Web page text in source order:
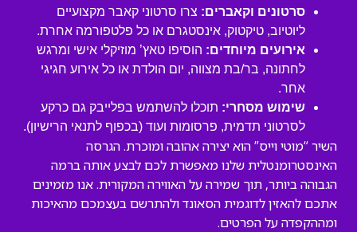
סרטונים וקאברים: צרו סרטוני קאבר מקצועיים
ליוטיוב, טיקטוק, אינסטגרם או כל פלטפורמה אחרת.
אירועים מיוחדים: הוסיפו טאץ’ מוזיקלי אישי ומרגש
לחתונה, בר/בת מצווה, יום הולדת או כל אירוע חגיגי
אחר.
שימוש מסחרי: תוכלו להשתמש בפלייבק גם כרקע
לסרטוני תדמית, פרסומות ועוד (בכפוף לתנאי הרישיון).
השיר “מוטי וייס” הוא יצירה אהובה ומוכרת. הגרסה
האינסטרומנטלית שלנו מאפשרת לכם לבצע אותה ברמה
הגבוהה ביותר, תוך שמירה על האווירה המקורית. אנו מזמינים
אתכם להאזין לדוגמית הסאונד ולהתרשם בעצמכם מהאיכות
ומההקפדה על הפרטים.